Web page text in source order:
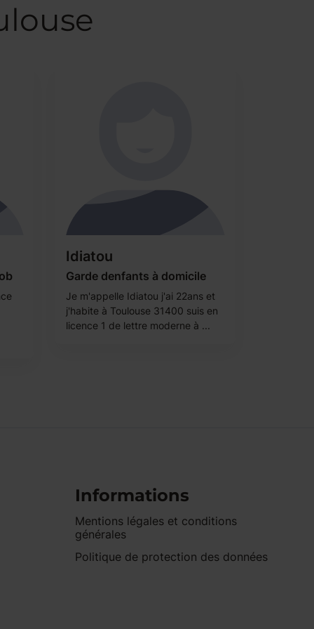
Idiatou
Garde denfants à domicile
Je m'appelle Idiatou j'ai 22ans et
j'habite à Toulouse 31400 suis en
licence 1 de lettre moderne à ...
Informations
Mentions légales et conditions
générales
Politique de protection des données